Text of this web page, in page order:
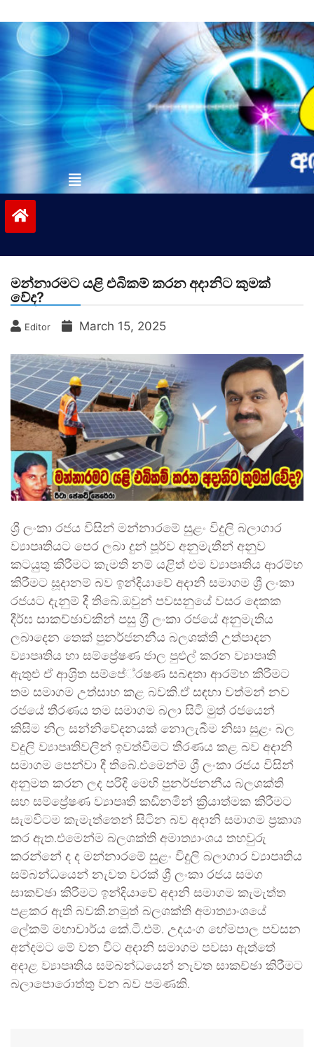
to
contentvinivida.lk
මන්නාරමට යළි එබිකම් කරන අදානිට කුමක්
වේද?
Editor March 15, 2025
ශ්‍රී ලංකා රජය විසින් මන්නාරමේ සුළං විදුලි බලාගාර
ව්‍යාපෘතියට පෙර ලබා දුන් පූර්ව අනුමැතීන් අනුව
කටයුතු කිරීමට කැමති නම් යළිත් එම ව්‍යාපෘතිය ආරම්භ
කිරීමට සූදානම් බව ඉන්දියාවේ අදානි සමාගම ශ්‍රී ලංකා
රජයට දැනුම් දී තිබේ.ඔවුන් පවසනුයේ වසර දෙකක
දීර්ඝ සාකච්ඡාවකින් පසු ‍ශ‍්‍රී ලංකා රජයේ අනුමැතිය
ලබාදෙන තෙක් පුනර්ජනනීය බලශක්ති උත්පාදන
ව්‍යාපෘතිය හා සම්ප්‍රේෂණ ජාල පුළුල් කරන ව්‍යාපෘති
ඇතුළු ඒ ආශ‍්‍රිත සම්පේ‍්‍රෂණ සබඳතා ආරම්භ කිරීමට
තම සමාගම උත්සාහ කළ බවකි.ඒ සඳහා වත්මන් නව
රජයේ තීරණය තම සමාගම බලා සිටි මුත් රජයෙන්
කිසිම නිල සන්නිවේදනයක් නොලැබීම නිසා සුළං බල
ව්දුලි ව්‍යාපෘතිවලින් ඉවත්වීමට තීරණය කළ බව අදානි
සමාගම පෙන්වා දී තිබේ.එමෙන්ම ශ්‍රී ලංකා රජය විසින්
අනුමත කරන ලද පරිදි මෙහි පුනර්ජනනීය බලශක්ති
සහ සම්ප්‍රේෂණ ව්‍යාපෘති කඩිනමින් ක්‍රියාත්මක කිරීමට
සැමවිටම කැමැත්තෙන් සිටින බව අදානි සමාගම ප්‍රකාශ
කර ඇත.එමෙන්ම බලශක්ති අමාත්‍යාංශය තහවුරු
කරන්නේ ද ද මන්නාරමේ සුළං විදුලි බලාගාර ව්‍යාපෘතිය
සම්බන්ධයෙන් නැවත වරක් ශ්‍රී ලංකා රජය සමග
සාකච්ඡා කිරීමට ඉන්දියාවේ අදානි සමාගම කැමැත්ත
පළකර ඇති බවකි.නමුත් බලශක්ති අමාත්‍යාංශයේ
ලේකම් මහාචාර්ය කේ.ටී.එම්. උදයංග හේමපාල පවසන
අන්දමට මේ වන විට අදානි සමාගම පවසා ඇත්තේ
අදාළ ව්‍යාපෘතිය සම්බන්ධයෙන් නැවත සාකච්ඡා කිරීමට
බලාපොරොත්තු වන බව පමණකි.